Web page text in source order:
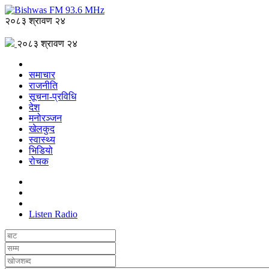
२०८३ श्रावण २४
२०८३ श्रावण २४
समाचार
राजनीति
सूचना-प्रविधि
देश
मनोरञ्जन
खेलकुद
स्वास्थ्य
भिडियो
रोचक
Listen Radio